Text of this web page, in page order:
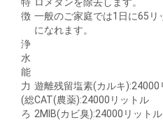
徴 一般のご家庭では1日に65リ
になれます。
浄
水
能
力
(総
ろ
遊離残留塩素(カルキ):24000
CAT(農薬):24000リットル
2MIB(カビ臭):24000リットル